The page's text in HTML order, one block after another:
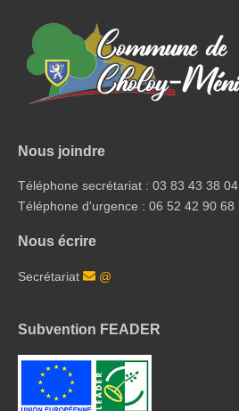
Nous joindre
Téléphone secrétariat : 03 83 43 38 04
Téléphone d'urgence : 06 52 42 90 68
Nous écrire
Secrétariat @
Subvention FEADER